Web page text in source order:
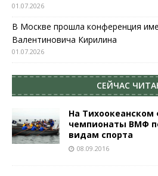
01.07.2026
В Москве прошла конференция
Валентиновича Кирилина
01.07.2026
СЕЙЧАС
На Тихоокеанском
чемпионаты ВМФ
видам спорта
08.09.2016